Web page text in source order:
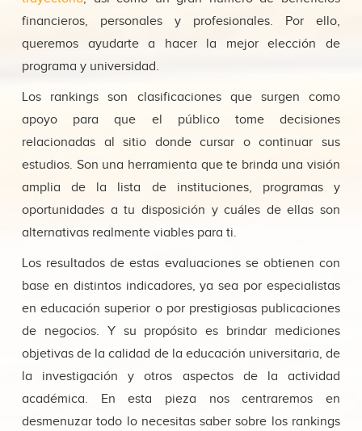
financieros, personales y profesionales. Por ello,
queremos ayudarte a hacer la mejor elección de
programa y universidad.
Los rankings son clasificaciones que surgen como
apoyo para que el público tome decisiones
relacionadas al sitio donde cursar o continuar sus
estudios. Son una herramienta que te brinda una visión
amplia de la lista de instituciones, programas y
oportunidades a tu disposición y cuáles de ellas son
alternativas realmente viables para ti.
Los resultados de estas evaluaciones se obtienen con
base en distintos indicadores, ya sea por especialistas
en educación superior o por prestigiosas publicaciones
de negocios. Y su propósito es brindar mediciones
objetivas de la calidad de la educación universitaria, de
la investigación y otros aspectos de la actividad
académica. En esta pieza nos centraremos en
desmenuzar todo lo necesitas saber sobre los rankings